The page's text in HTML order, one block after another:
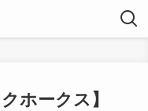
ホークス】